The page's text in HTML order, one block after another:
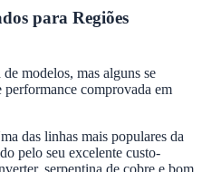
para Regiões
modelos, mas alguns se
performance comprovada em
das linhas mais populares da
pelo seu excelente custo-
serpentina de cobre e bom